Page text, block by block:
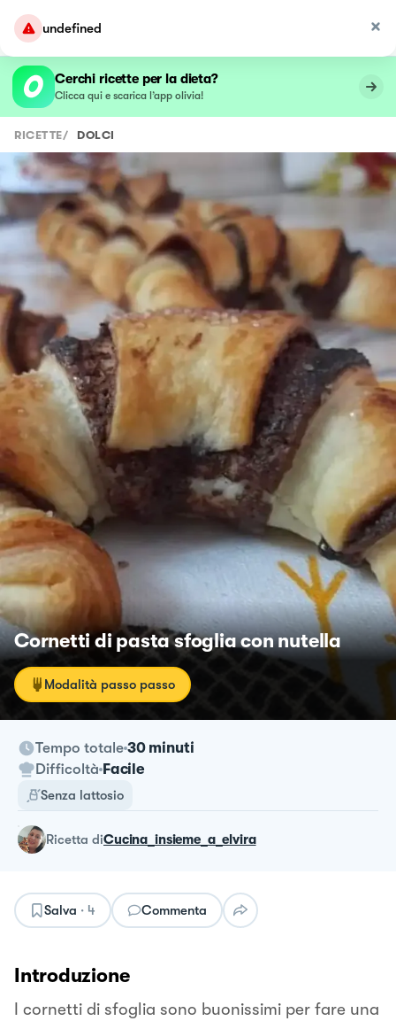
undefined
Cerchi ricette per la dieta?
Clicca qui e scarica l’app olivia!
RICETTE/ DOLCI
Cornetti di pasta sfoglia con nutella
Modalità passo passo
Tempo totale 30 minuti
Difficoltà Facile
Senza lattosio
ricetta diCucina_insieme_a_elvira
Salva · 4 Commenta
Introduzione
I cornetti di sfoglia sono buonissimi per fare una